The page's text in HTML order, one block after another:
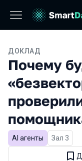
ДОКЛАД
Почему
AI агенты Зал 3